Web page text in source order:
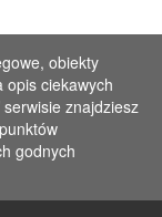
obiekty
opis ciekawych
znajdziesz
godnych